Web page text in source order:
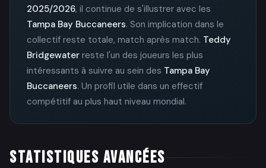
2025/2026, il continue de s'illustrer avec les
Tampa Bay Buccaneers. Son implication dans le
collectif reste totale, match après match. Teddy
Bridgewater reste l'un des joueurs les plus
intéressants à suivre au sein des Tampa Bay
Buccaneers. Un profil utile dans un effectif
compétitif au plus haut niveau mondial.
STATISTIQUES AVANCÉES